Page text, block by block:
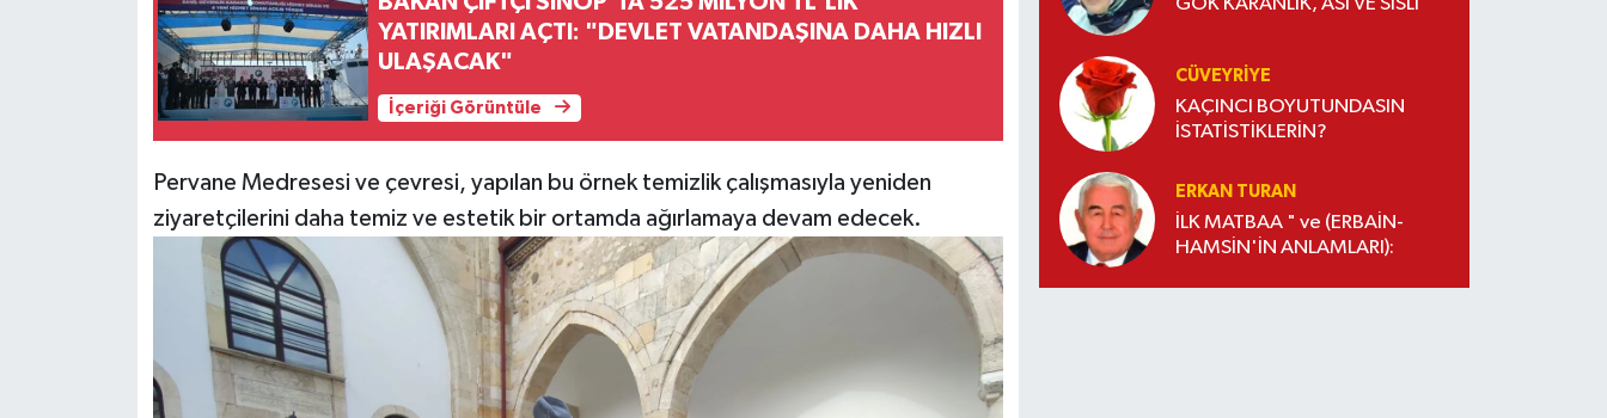
YATIRIMLARI AÇTI: "DEVLET VATANDAŞINA DAHA HIZLI
ULAŞACAK"
İçeriği Görüntüle
Pervane Medresesi ve çevresi, yapılan bu örnek temizlik çalışmasıyla yeniden
ziyaretçilerini daha temiz ve estetik bir ortamda ağırlamaya devam edecek.
CÜVEYRIYE
KAÇINCI BOYUTUNDASIN
İSTATİSTİKLERİN?
ERKAN TURAN
İLK MATBAA " ve (ERBAİN-
HAMSİN'İN ANLAMLARI):